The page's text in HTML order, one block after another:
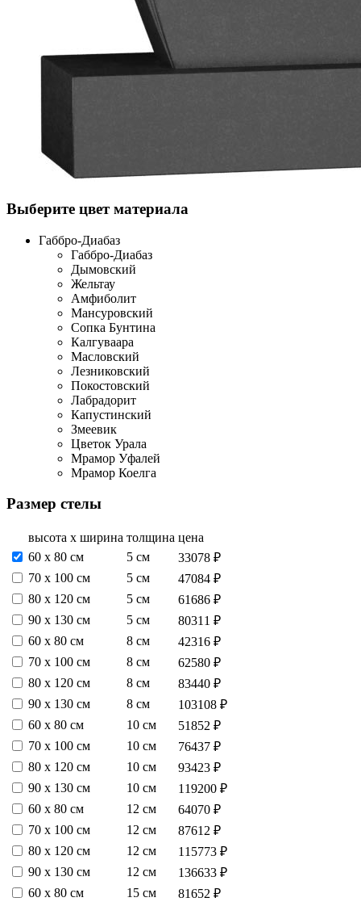
Выберите цвет материала
Габбро-Диабаз
Габбро-Диабаз
Дымовский
Жельтау
Амфиболит
Мансуровский
Сопка Бунтина
Калгуваара
Масловский
Лезниковский
Покостовский
Лабрадорит
Капустинский
Змеевик
Цветок Урала
Мрамор Уфалей
Мрамор Коелга
Размер стелы
высота х ширина толщина цена
60 х 80 см
5 см
33078 ₽
70 х 100 см
5 см
47084 ₽
80 х 120 см
5 см
61686 ₽
90 х 130 см
5 см
80311 ₽
60 х 80 см
8 см
42316 ₽
70 х 100 см
8 см
62580 ₽
80 х 120 см
8 см
83440 ₽
90 х 130 см
8 см
103108 ₽
60 х 80 см
10 см
51852 ₽
70 х 100 см
10 см
76437 ₽
80 х 120 см
10 см
93423 ₽
90 х 130 см
10 см
119200 ₽
60 х 80 см
12 см
64070 ₽
70 х 100 см
12 см
87612 ₽
80 х 120 см
12 см
115773 ₽
90 х 130 см
12 см
136633 ₽
60 х 80 см
15 см
81652 ₽